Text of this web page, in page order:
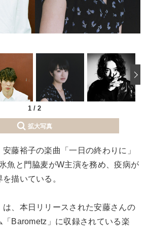
1 / 2
拡大写真
藤裕子の楽曲「一日の終わりに」
魚と門脇麦がW主演を務め、疫病が
描いている。
は、本日リリースされた安藤さんの
「Barometz」に収録されている楽